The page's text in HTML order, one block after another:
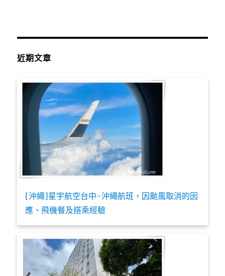
近期文章
[沖繩]星宇航空台中-沖繩航班，因颱風取消的因
應、飛機餐及搭乘經驗